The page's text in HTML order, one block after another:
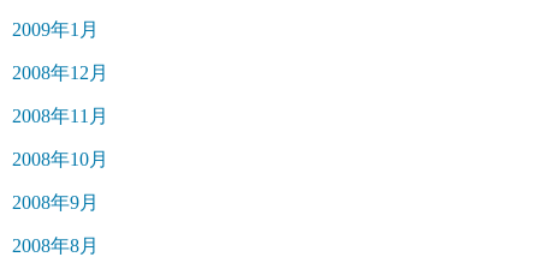
2009年1月
2008年12月
2008年11月
2008年10月
2008年9月
2008年8月